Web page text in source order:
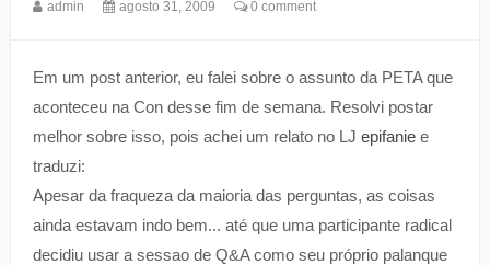
admin agosto 31, 2009 0 comment
Em um post anterior, eu falei sobre o assunto da PETA que
aconteceu na Con desse fim de semana. Resolvi postar
melhor sobre isso, pois achei um relato no LJ epifaniee
traduzi:
Apesar da fraqueza da maioria das perguntas, as coisas
ainda estavam indo bem... até que uma participante radical
decidiu usar a sessao de Q&A como seu próprio palanque